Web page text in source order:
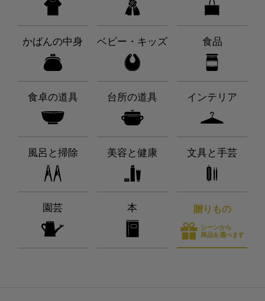
かばんの中身 ベビー・キッズ 食品
食卓の道具 台所の道具 インテリア
風呂と掃除 美容と健康 文具と手芸
園芸 本 贈りもの
シーンから
商品を選べます